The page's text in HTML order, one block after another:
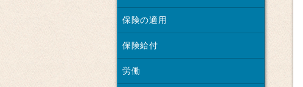
保険の適用
保険給付
労働